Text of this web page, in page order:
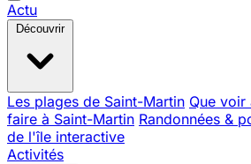
Actu
Découvrir
Les plages de Saint-Martin Que voir
faire à Saint-Martin Randonnées &
de l'île interactive
Activités